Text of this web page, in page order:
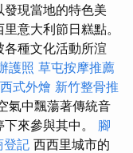
現當地的特色美
意大利節日糕點。
種文化活動所渲
護照 草屯按摩推薦
西式外燴 新竹整骨推
氣中飄蕩著傳統音
來參與其中。 腳
登記 西西里城市的